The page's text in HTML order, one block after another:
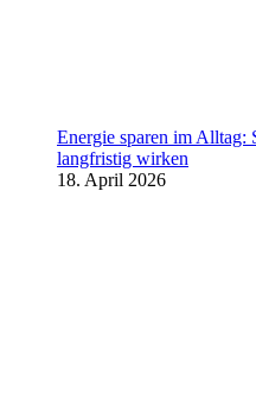
Energie sparen im Alltag:
langfristig wirken
18. April 2026